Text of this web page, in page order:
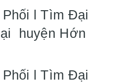
l Tìm Đại
huyện Hớn
l Tìm Đại